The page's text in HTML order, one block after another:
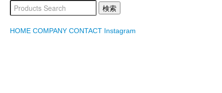
HOME COMPANY CONTACT Instagram